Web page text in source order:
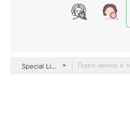
Special Lineal color